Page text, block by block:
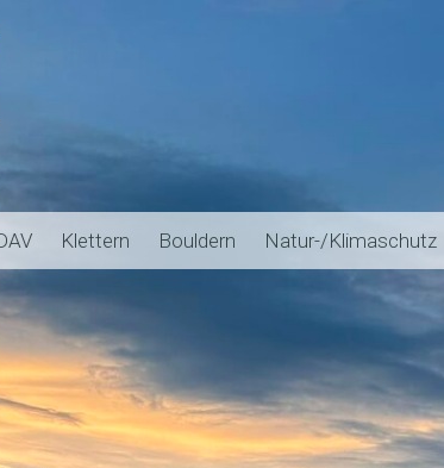
Klettern Bouldern Natur-/Klimaschutz